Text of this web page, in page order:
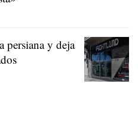
persiana y deja